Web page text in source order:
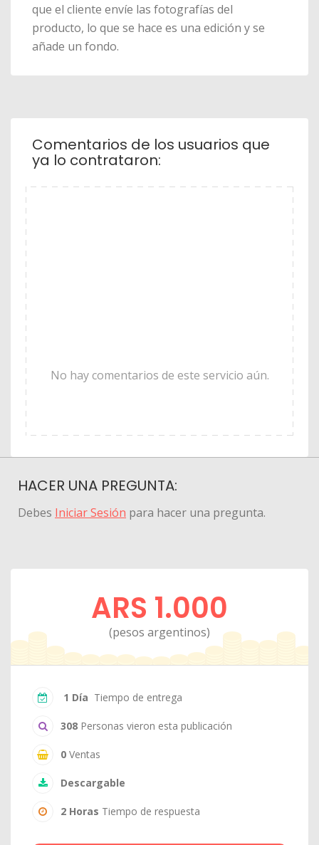
que el cliente envíe las fotografías del
producto, lo que se hace es una edición y se
añade un fondo.
Comentarios de los usuarios que
ya lo contrataron:
No hay comentarios de este servicio aún.
HACER UNA PREGUNTA:
Debes Iniciar Sesión para hacer una pregunta.
ARS 1.000
(pesos argentinos)
1 Día Tiempo de entrega
308 Personas vieron esta publicación
0 Ventas
Descargable
2 Horas Tiempo de respuesta